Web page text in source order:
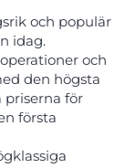
och populär
idag.
och
den högsta
priserna för
första